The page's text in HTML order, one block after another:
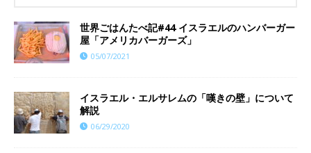
世界ごはんたべ記#44 イスラエルのハンバーガー
屋「アメリカバーガーズ」
05/07/2021
イスラエル・エルサレムの「嘆きの壁」について
解説
06/29/2020